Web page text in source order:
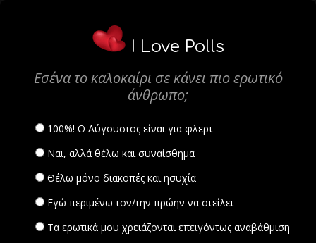
I Love Polls
Εσένα το καλοκαίρι σε κάνει πιο ερωτικό
άνθρωπο;
100%! Ο Αύγουστος είναι για φλερτ
Ναι, αλλά θέλω και συναίσθημα
Θέλω μόνο διακοπές και ησυχία
Εγώ περιμένω τον/την πρώην να στείλει
Τα ερωτικά μου χρειάζονται επειγόντως αναβάθμιση